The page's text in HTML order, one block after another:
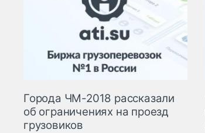
Города ЧМ-2018 рассказали
об ограничениях на проезд
грузовиков